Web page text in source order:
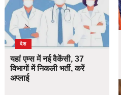
देश
यहां एम्स में नई वैकेंसी, 37
विभागों में निकली भर्ती, करें
अप्लाई